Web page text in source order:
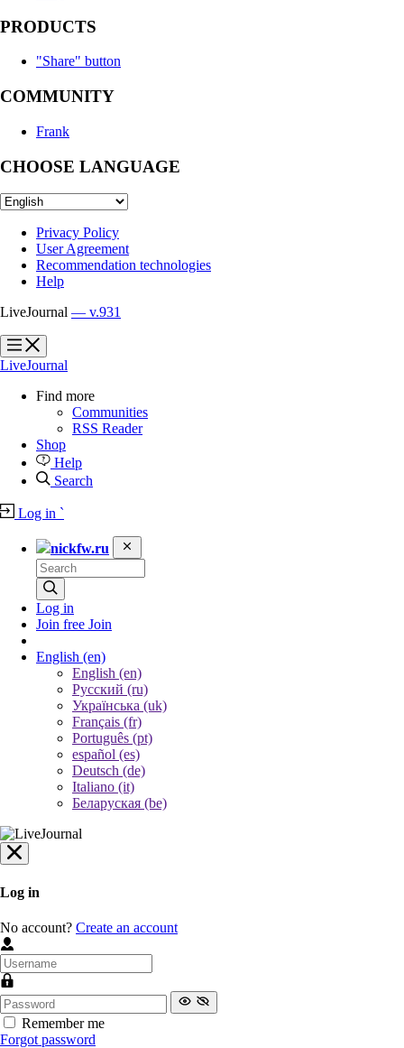
PRODUCTS
"Share" button
COMMUNITY
Frank
CHOOSE LANGUAGE
Privacy Policy
User Agreement
Recommendation technologies
Help
LiveJournal — v.931
?
?
LiveJournal
Find more
Communities
RSS Reader
Shop
Help
Search
Log in `
nickfw.ru
Log in
Join free Join
English (en)
English (en)
Русский (ru)
Українська (uk)
Français (fr)
Português (pt)
español (es)
Deutsch (de)
Italiano (it)
Беларуская (be)
Log in
No account? Create an account
Remember me
Forgot password